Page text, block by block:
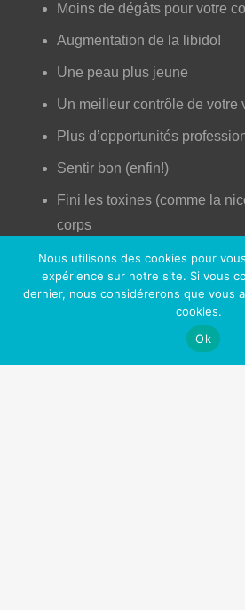
Moins de dégâts pour votre
Augmentation de la libido!
Une peau plus jeune
Un meilleur contrôle de votre
Plus d’opportunités
Sentir bon (enfin!)
Fini les toxines (comme la
corps
Nos Partenaires
OfficePlus Business Centers
Logidesk – Agenda en ligne partagé
Nous utilisons des cookies pour
expérience sur notre site. Si vous
dernier, nous considérerons que vous
cookies.
Ok